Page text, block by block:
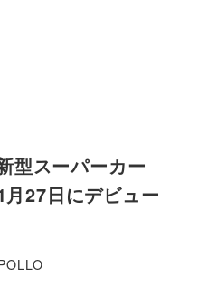
型スーパーカー
月27日にデビュー